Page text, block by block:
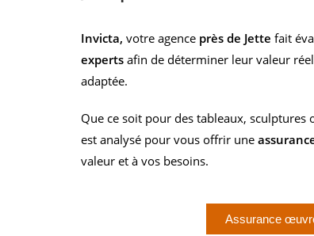
Invicta, votre agence près de Jette fait
experts afin de déterminer leur valeur
adaptée.
Que ce soit pour des tableaux, sculptures
est analysé pour vous offrir une
valeur et à vos besoins.
Assurance